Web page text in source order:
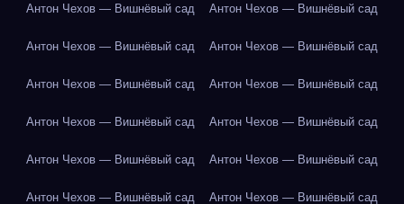
Антон Чехов — Вишнёвый сад Антон Чехов — Вишнёвый сад
Антон Чехов — Вишнёвый сад Антон Чехов — Вишнёвый сад
Антон Чехов — Вишнёвый сад Антон Чехов — Вишнёвый сад
Антон Чехов — Вишнёвый сад Антон Чехов — Вишнёвый сад
Антон Чехов — Вишнёвый сад Антон Чехов — Вишнёвый сад
Антон Чехов — Вишнёвый сад Антон Чехов — Вишнёвый сад